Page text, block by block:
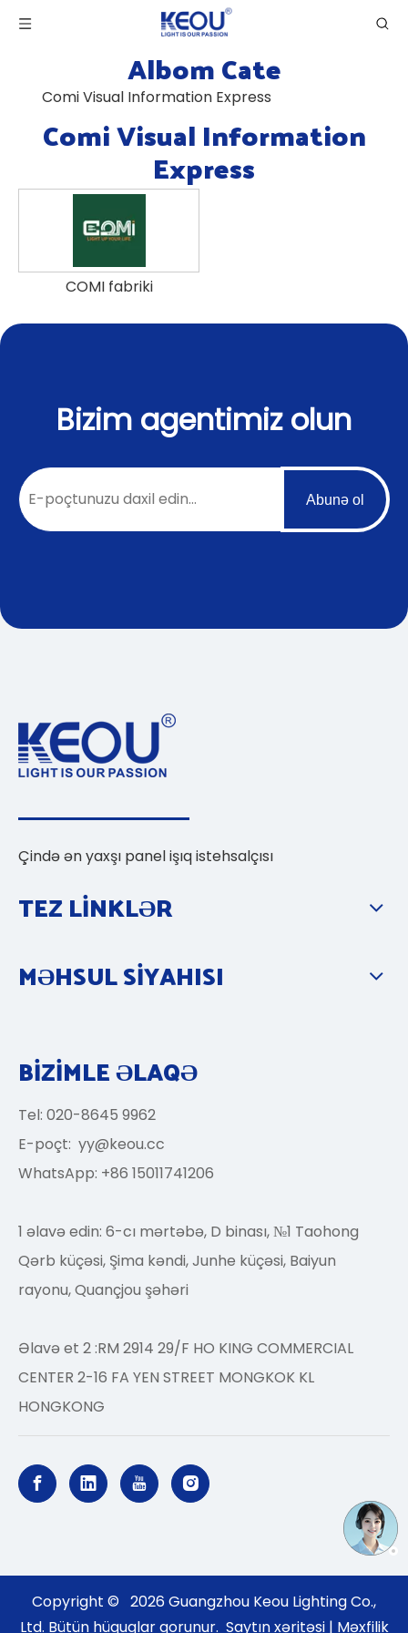
Albom Cate
Comi Visual Information Express
Comi Visual Information
Express
COMI fabriki
Bizim agentimiz olun
Abunə ol
Çində ən yaxşı panel işıq istehsalçısı
TEZ LİNKLƏR
MƏHSUL SİYAHISI
BİZİMLE ƏLAQƏ
Tel: 020-8645 9962
E-poçt: yy@keou.cc
WhatsApp: +86 15011741206
1 əlavə edin: 6-cı mərtəbə, D binası, №1 Taohong
Qərb küçəsi, Şima kəndi, Junhe küçəsi, Baiyun
rayonu, Quançjou şəhəri
Əlavə et 2 :RM 2914 29/F HO KING COMMERCIAL
CENTER 2-16 FA YEN STREET MONGKOK KL
HONGKONG
Copyright © 2026Guangzhou Keou Lighting Co.,
Ltd. Bütün hüquqlar qorunur. Saytın xəritəsi| Məxfilik